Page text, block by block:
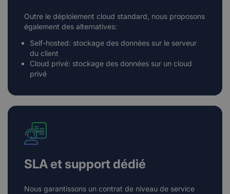
Outre le déploiement cloud standard, nous proposons
également des alternatives:
Self-hosted: stockage des données sur le serveur
du client
Cloud privé: stockage des données sur un cloud
privé
SLA et support dédié
Nous garantissons un contrat de niveau de service